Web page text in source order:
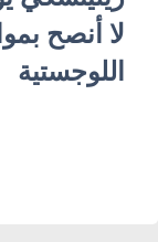
لا أنصح
اللوجستية